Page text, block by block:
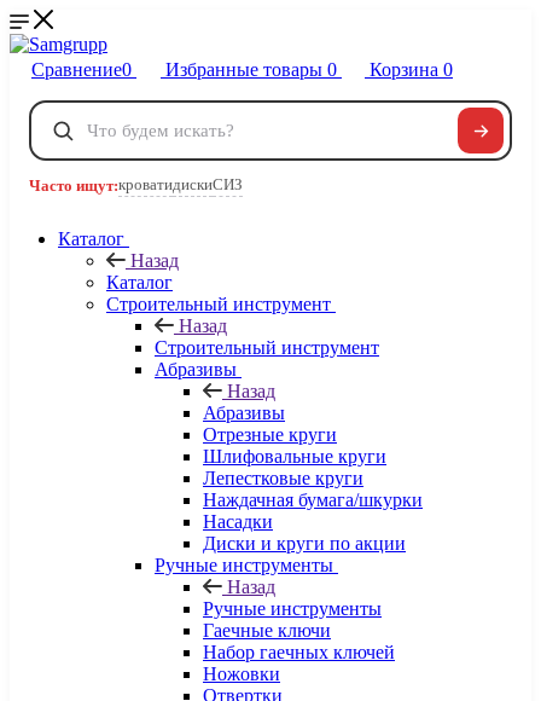
Сравнение0 Избранные товары 0 Корзина 0
Телефоны
8 800 222-40-09
Часто ищут:кроватидискиСИЗ
Каталог
Назад
Каталог
Строительный инструмент
Назад
Строительный инструмент
Абразивы
Назад
Абразивы
Отрезные круги
Шлифовальные круги
Лепестковые круги
Наждачная бумага/шкурки
Насадки
Диски и круги по акции
Ручные инструменты
Назад
Ручные инструменты
Гаечные ключи
Набор гаечных ключей
Ножовки
Отвертки